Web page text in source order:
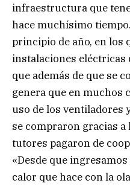
infraestructura que
hace muchísimo
principio de año, en los
instalaciones eléctricas
que además de que se
genera que en muchos
uso de los ventiladores
se compraron gracias
tutores pagaron de
«Desde que
calor que hace con la